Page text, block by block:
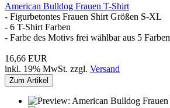
American Bulldog Frauen T-Shirt
- Figurbetontes Frauen Shirt Größen S-XL
- 6 T-Shirt Farben
- Farbe des Motivs frei wählbar aus 5 Farben
16,66 EUR
inkl. 19% MwSt. zzgl. Versand
Zum Artikel